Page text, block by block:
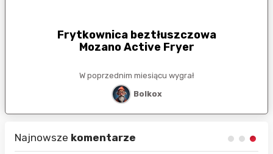
Frytkownica beztłuszczowa
Mozano Active Fryer
W poprzednim miesiącu wygrał
Bolkox
Najnowsze komentarze